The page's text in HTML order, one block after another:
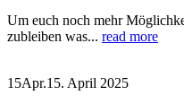
Um euch noch mehr
zubleiben was... read more
15Apr.15. April 2025